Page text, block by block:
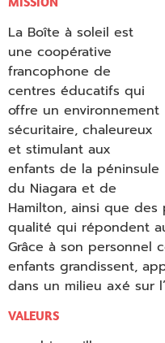
La Boîte à soleil est
une coopérative
francophone de
centres éducatifs qui
offre un environnement
sécuritaire, chaleureux
et stimulant aux
enfants de la péninsule
du Niagara et de
Hamilton, ainsi que
qualité qui répondent
Grâce à son personnel
enfants grandissent,
dans un milieu axé sur
VALEURS